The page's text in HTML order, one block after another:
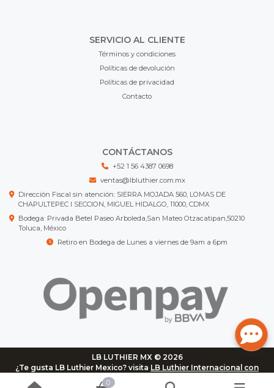
SERVICIO AL CLIENTE
Términos y condiciones
Políticas de devolución
Políticas de privacidad
Contacto
CONTÁCTANOS
+52 1 56 4387 0698
ventas@lbluthier.com.mx
Dirección Fiscal sin atención: SIERRA MOJADA 560, LOMAS DE
CHAPULTEPEC I SECCION, MIGUEL HIDALGO, 11000, CDMX
Bodega: Privada Betel Paseo Arboleda,San Mateo Otzacatipan,50210
Toluca, México
Retiro en Bodega de Lunes a viernes de 9am a 6pm
LB LUTHIER MX © 2026
¿Te gusta LB Luthier Mexico? visita LB Luthier Internacional con
más de 3.000 productos disponibles
0